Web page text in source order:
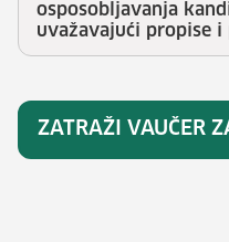
osposobljavanja
uvažavajući propise
ZATRAŽI VAUČER